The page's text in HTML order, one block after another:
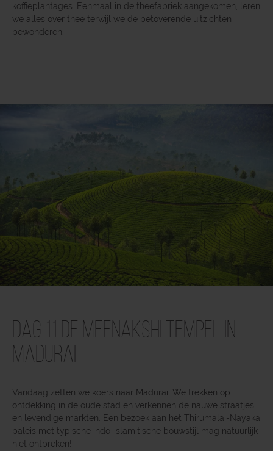
koffieplantages. Eenmaal in de theefabriek aangekomen, leren
we alles over thee terwijl we de betoverende uitzichten
bewonderen.
Dag 11 De Meenakshi tempel in
Madurai
Vandaag zetten we koers naar Madurai. We trekken op
ontdekking in de oude stad en verkennen de nauwe straatjes
en levendige markten. Een bezoek aan het Thirumalai-Nayaka
paleis met typische indo-islamitische bouwstijl mag natuurlijk
niet ontbreken!